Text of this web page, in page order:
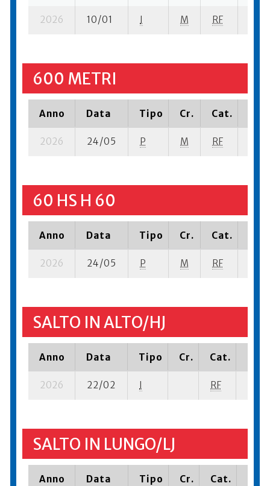
2026 10/01 I M RF
600 METRI
Anno Data Tipo Cr. Cat.
2026 24/05 P M RF
60 HS H 60
Anno Data Tipo Cr. Cat.
2026 24/05 P M RF
SALTO IN ALTO/HJ
Anno Data Tipo Cr. Cat.
2026 22/02 I RF
SALTO IN LUNGO/LJ
Anno Data Tipo Cr. Cat.